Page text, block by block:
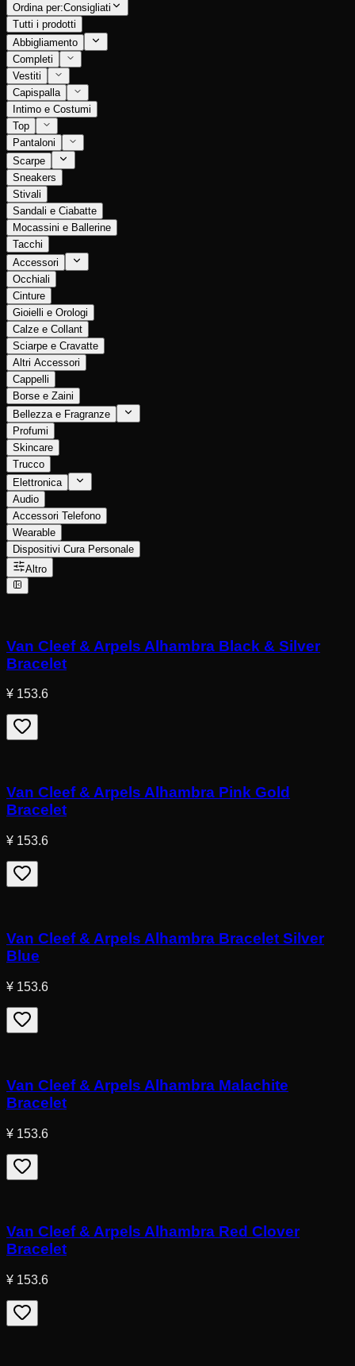
Ordina per:Consigliati
Tutti i prodotti
Abbigliamento
Completi
Vestiti
Capispalla
Intimo e Costumi
Top
Pantaloni
Scarpe
Sneakers
Stivali
Sandali e Ciabatte
Mocassini e Ballerine
Tacchi
Accessori
Occhiali
Cinture
Gioielli e Orologi
Calze e Collant
Sciarpe e Cravatte
Altri Accessori
Cappelli
Borse e Zaini
Bellezza e Fragranze
Profumi
Skincare
Trucco
Elettronica
Audio
Accessori Telefono
Wearable
Dispositivi Cura Personale
Altro
Van Cleef & Arpels Alhambra Black & Silver
Bracelet
¥ 153.6
Van Cleef & Arpels Alhambra Pink Gold
Bracelet
¥ 153.6
Van Cleef & Arpels Alhambra Bracelet Silver
Blue
¥ 153.6
Van Cleef & Arpels Alhambra Malachite
Bracelet
¥ 153.6
Van Cleef & Arpels Alhambra Red Clover
Bracelet
¥ 153.6